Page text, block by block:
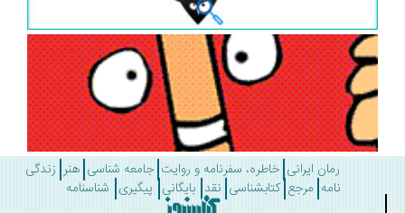
رمان ایرانی خاطره، سفرنامه و روایت جامعه شناسی هنر زندگی
نامه مرجع کتابشناسی نقد بایگانی پیگیری شناسنامه